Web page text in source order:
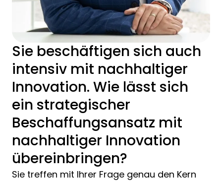
Sie beschäftigen sich auch
intensiv mit nachhaltiger
Innovation. Wie lässt sich
ein strategischer
Beschaffungsansatz mit
nachhaltiger Innovation
übereinbringen?
Sie treffen mit Ihrer Frage genau den Kern